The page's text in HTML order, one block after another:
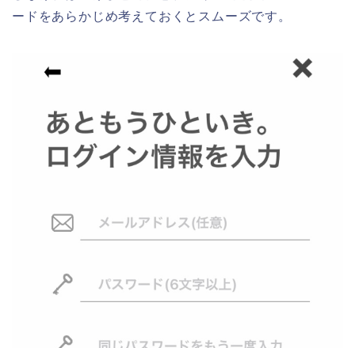
ードをあらかじめ考えておくとスムーズです。